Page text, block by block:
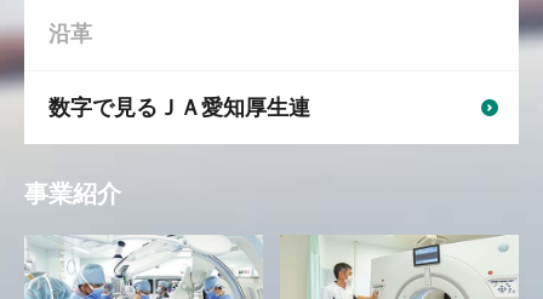
沿革
数字で見るＪＡ愛知厚生連
事業紹介